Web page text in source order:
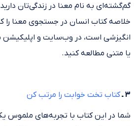
گم‌گشته‌ای به نام معنا در زندگی‌تان
خلاصه کتاب انسان در جستجوی معنا را
انگیزشی است، در وب‌سایت و
یا متنی مطالعه کنید.
۳ ـ کتاب تخت خوابت را مرتب کن
شما در این کتاب با تجربه‌های ملموس